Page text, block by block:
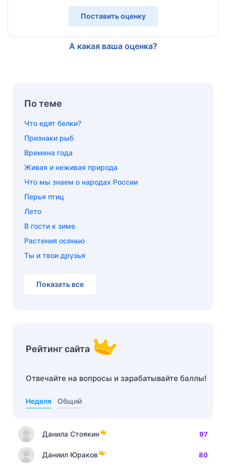
Поставить оценку
А какая ваша оценка?
По теме
Что едят белки?
Признаки рыб
Времена года
Живая и неживая природа
Что мы знаем о народах России
Перья птиц
Лето
В гости к зиме
Растения осенью
Ты и твои друзья
Показать все
Рейтинг сайта
Отвечайте на вопросы и зарабатывайте баллы!
Неделя Общий
Данила Стоякин 97
Даниил Юраков 80